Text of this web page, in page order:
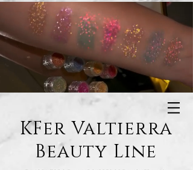
KFer Valtierra
Beauty Line